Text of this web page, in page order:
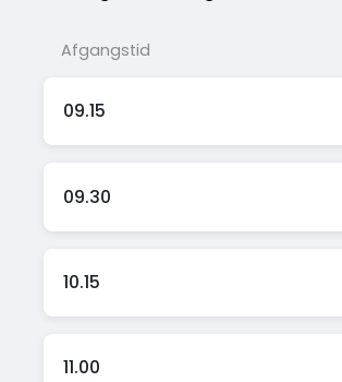
Afgangstid
09.15
09.30
10.15
11.00